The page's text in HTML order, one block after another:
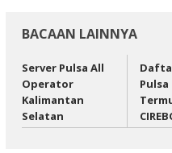
BACAAN LAINNYA
Server Pulsa All
Operator
Kalimantan
Selatan
Pulsa